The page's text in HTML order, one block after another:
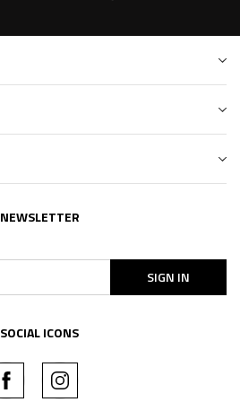
NEWSLETTER
SIGN IN
SOCIAL ICONS